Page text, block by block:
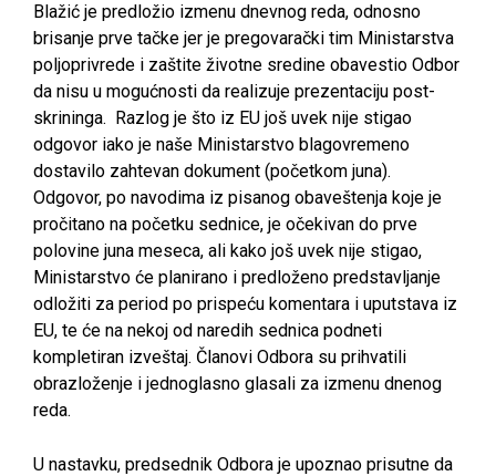
Blažić je predložio izmenu dnevnog reda, odnosno
brisanje prve tačke jer je pregovarački tim Ministarstva
poljoprivrede i zaštite životne sredine obavestio Odbor
da nisu u mogućnosti da realizuje prezentaciju post-
skrininga. Razlog je što iz EU još uvek nije stigao
odgovor iako je naše Ministarstvo blagovremeno
dostavilo zahtevan dokument (početkom juna).
Odgovor, po navodima iz pisanog obaveštenja koje je
pročitano na početku sednice, je očekivan do prve
polovine juna meseca, ali kako još uvek nije stigao,
Ministarstvo će planirano i predloženo predstavljanje
odložiti za period po prispeću komentara i uputstava iz
EU, te će na nekoj od naredih sednica podneti
kompletiran izveštaj. Članovi Odbora su prihvatili
obrazloženje i jednoglasno glasali za izmenu dnenog
reda.
U nastavku, predsednik Odbora je upoznao prisutne da